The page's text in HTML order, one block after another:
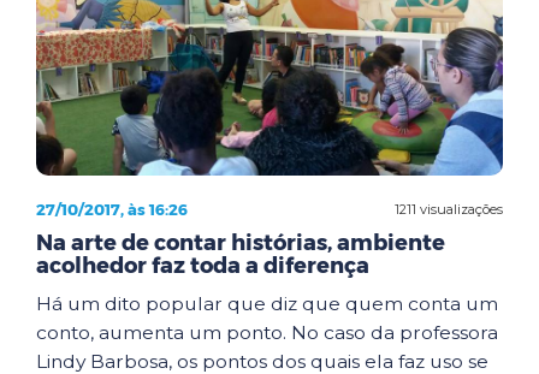
1211 visualizações
27/10/2017, às 16:26
Na arte de contar histórias, ambiente
acolhedor faz toda a diferença
Há um dito popular que diz que quem conta um
conto, aumenta um ponto. No caso da professora
Lindy Barbosa, os pontos dos quais ela faz uso se